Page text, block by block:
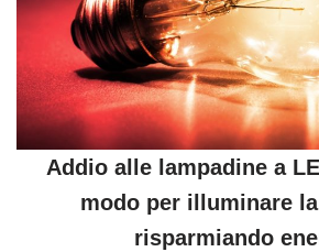
Addio alle lampadine a
modo per illuminare
risparmiando